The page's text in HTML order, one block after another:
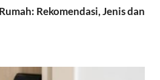
Rekomendasi, Jenis dan